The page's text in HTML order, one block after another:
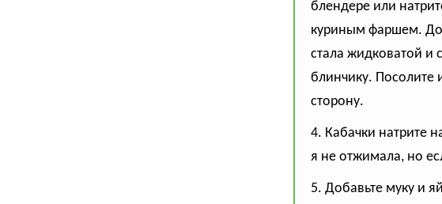
блендере или
куриным фаршем.
стала жидковатой и
блинчику. Посолите
сторону.
4. Кабачки натрите
я не отжимала, но
5. Добавьте муку и